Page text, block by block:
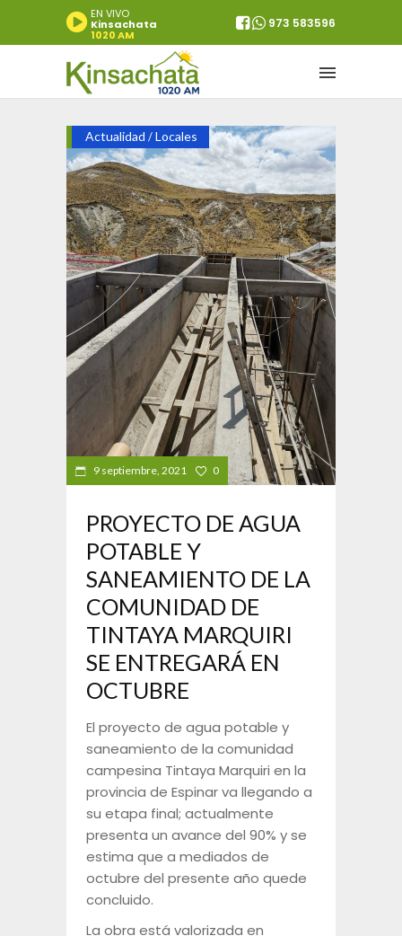
EN VIVO
Kinsachata
1020 AM
973 583596
Actualidad /Locales
9 septiembre, 2021 0
PROYECTO DE AGUA
POTABLE Y
SANEAMIENTO DE LA
COMUNIDAD DE
TINTAYA MARQUIRI
SE ENTREGARÁ EN
OCTUBRE
El proyecto de agua potable y
saneamiento de la comunidad
campesina Tintaya Marquiri en la
provincia de Espinar va llegando a
su etapa final; actualmente
presenta un avance del 90% y se
estima que a mediados de
octubre del presente año quede
concluido.
La obra está valorizada en